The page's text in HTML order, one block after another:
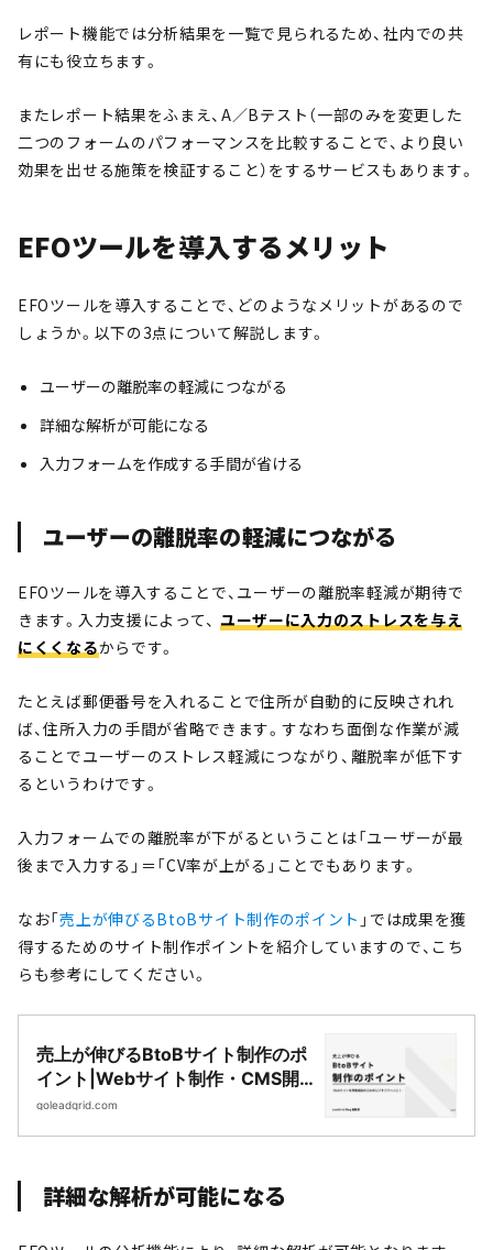
レポート機能では分析結果を一覧で見られるため、社内での共
有にも役立ちます。
またレポート結果をふまえ、A／Bテスト（一部のみを変更した
二つのフォームのパフォーマンスを比較することで、より良い
効果を出せる施策を検証すること）をするサービスもあります。
EFOツールを導入するメリット
EFOツールを導入することで、どのようなメリットがあるので
しょうか。以下の3点について解説します。
ユーザーの離脱率の軽減につながる
詳細な解析が可能になる
入力フォームを作成する手間が省ける
ユーザーの離脱率の軽減につながる
EFOツールを導入することで、ユーザーの離脱率軽減が期待で
きます。入力支援によって、 ユーザーに入力のストレスを与え
にくくなるからです。
たとえば郵便番号を入れることで住所が自動的に反映されれ
ば、住所入力の手間が省略できます。すなわち面倒な作業が減
ることでユーザーのストレス軽減につながり、離脱率が低下す
るというわけです。
入力フォームでの離脱率が下がるということは「ユーザーが最
後まで入力する」＝「CV率が上がる」ことでもあります。
なお「売上が伸びるBtoBサイト制作のポイント 」では成果を獲
得するためのサイト制作ポイントを紹介していますので、こち
らも参考にしてください。
売上が伸びるBtoBサイト制作のポ
イント|Webサイト制作・CMS開
発｜LeadGrid
goleadgrid.com
詳細な解析が可能になる